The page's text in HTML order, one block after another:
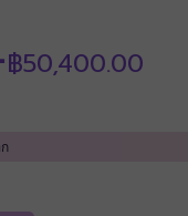
฿50,400.00